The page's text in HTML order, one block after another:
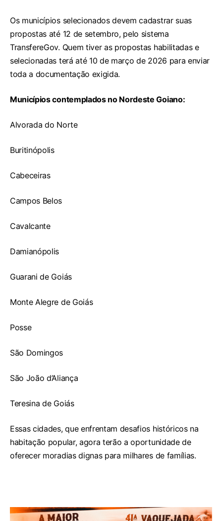
Os municípios selecionados devem cadastrar suas
propostas até 12 de setembro, pelo sistema
TransfereGov. Quem tiver as propostas habilitadas e
selecionadas terá até 10 de março de 2026 para enviar
toda a documentação exigida.
Municípios contemplados no Nordeste Goiano:
Alvorada do Norte
Buritinópolis
Cabeceiras
Campos Belos
Cavalcante
Damianópolis
Guarani de Goiás
Monte Alegre de Goiás
Posse
São Domingos
São João d’Aliança
Teresina de Goiás
Essas cidades, que enfrentam desafios históricos na
habitação popular, agora terão a oportunidade de
oferecer moradias dignas para milhares de famílias.